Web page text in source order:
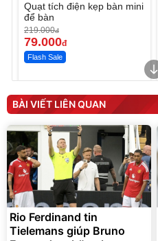
Quạt tích điện kẹp bàn mini
để bàn
219.000đ
79.000đ
Flash Sale
Máy ép chậm trái cây
Elmich JEE 1855OL
3.000.000đ
2.143.650đ
Flash Sale
BÀI VIẾT LIÊN QUAN
Rio Ferdinand tin
Tielemans giúp Bruno